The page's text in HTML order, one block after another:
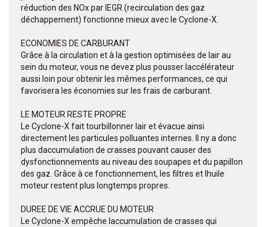
réduction des NOx par lEGR (recirculation des gaz
déchappement) fonctionne mieux avec le Cyclone-X.
ECONOMIES DE CARBURANT
Grâce à la circulation et à la gestion optimisées de lair au
sein du moteur, vous ne devez plus pousser laccélérateur
aussi loin pour obtenir les mêmes performances, ce qui
favorisera les économies sur les frais de carburant.
LE MOTEUR RESTE PROPRE
Le Cyclone-X fait tourbillonner lair et évacue ainsi
directement les particules polluantes internes. Il ny a donc
plus daccumulation de crasses pouvant causer des
dysfonctionnements au niveau des soupapes et du papillon
des gaz. Grâce à ce fonctionnement, les filtres et lhuile
moteur restent plus longtemps propres.
DUREE DE VIE ACCRUE DU MOTEUR
Le Cyclone-X empêche laccumulation de crasses qui